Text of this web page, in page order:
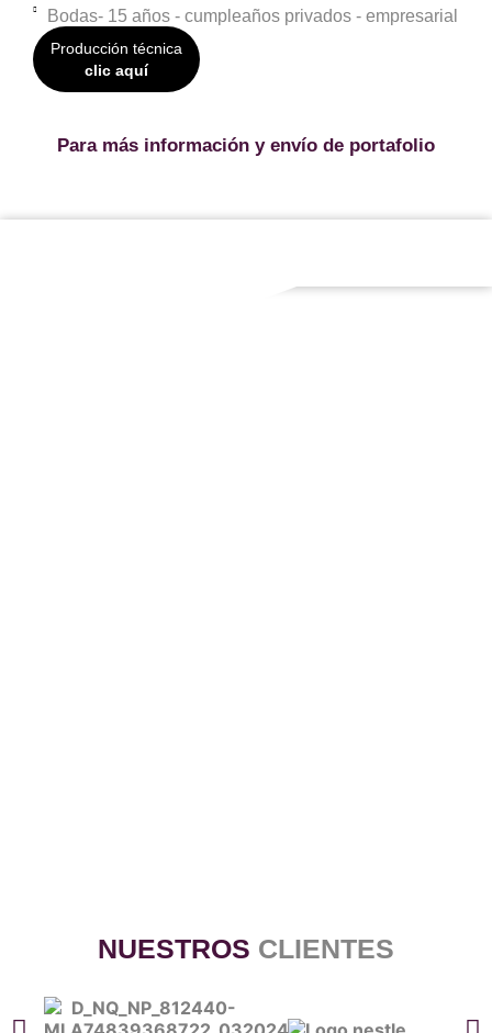
Bodas- 15 años - cumpleaños privados - empresarial
Producción técnica
clic aquí
Para más información y envío de portafolio
NUESTROS CLIENTES